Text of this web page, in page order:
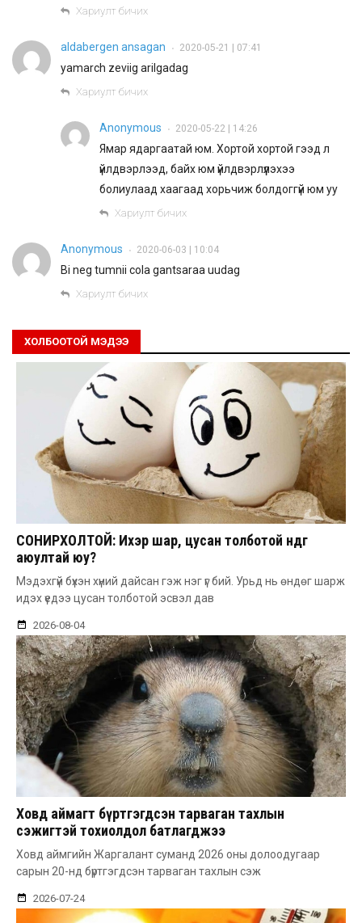
Хариулт бичих
aldabergen ansagan • 2020-05-21 | 07:41
yamarch zeviig arilgadag
Хариулт бичих
Anonymous • 2020-05-22 | 14:26
Ямар ядаргаатай юм. Хортой хортой гээд л
үйлдвэрлээд, байх юм үйлдвэрлүүлэхээ
болиулаад хаагаад хорьчиж болдоггүй юм уу
Хариулт бичих
Anonymous • 2020-06-03 | 10:04
Bi neg tumnii cola gantsaraa uudag
Хариулт бичих
ХОЛБООТОЙ МЭДЭЭ
СОНИРХОЛТОЙ: Ихэр шар, цусан толботой өндөг
аюултай юу?
Мэдэхгүй бүхэн хүний дайсан гэж нэг үг бий. Урьд нь өндөг шарж
идэх үедээ цусан толботой эсвэл дав
2026-08-04
Ховд аймагт бүртгэгдсэн тарваган тахлын
сэжигтэй тохиолдол батлагджээ
Ховд аймгийн Жаргалант суманд 2026 оны долоодугаар
сарын 20-нд бүртгэгдсэн тарваган тахлын сэж
2026-07-24